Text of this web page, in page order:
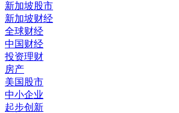
新加坡股市
新加坡财经
全球财经
中国财经
投资理财
房产
美国股市
中小企业
起步创新